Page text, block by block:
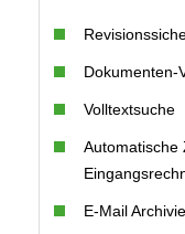
Dokumenten-
Volltextsuche
Automatische
E-Mail